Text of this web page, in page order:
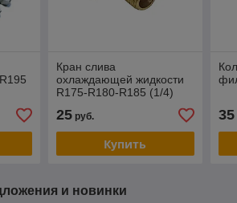
Кран слива
охлаждающей жидкости
R175-R180-R185 (1/4)
25руб.
Купить
35
и новинки